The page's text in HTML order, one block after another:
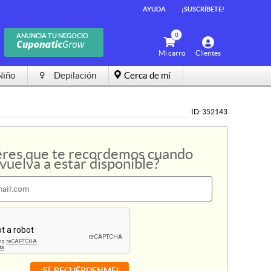
AYUDA ¡SUSCRÍBETE!
ANUNCIA TU NEGOCIO
Clientes
0
Mi carro
Depilación Cerca de mí
ID: 352143
que te recordemos cuando
a estar disponible?
AYUDA ¡SUSCRÍBETE!
ANUNCIA TU NEGOCIO
Clientes
0
Mi carro
Depilación Cerca de mí